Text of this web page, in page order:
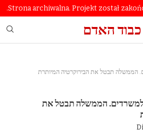
Strona archiwalna. Projekt został
כבוד האדם
הממשלה תבטל את הבירוקרטיה המיותרת
למשרדים. הממשלה תבטל את